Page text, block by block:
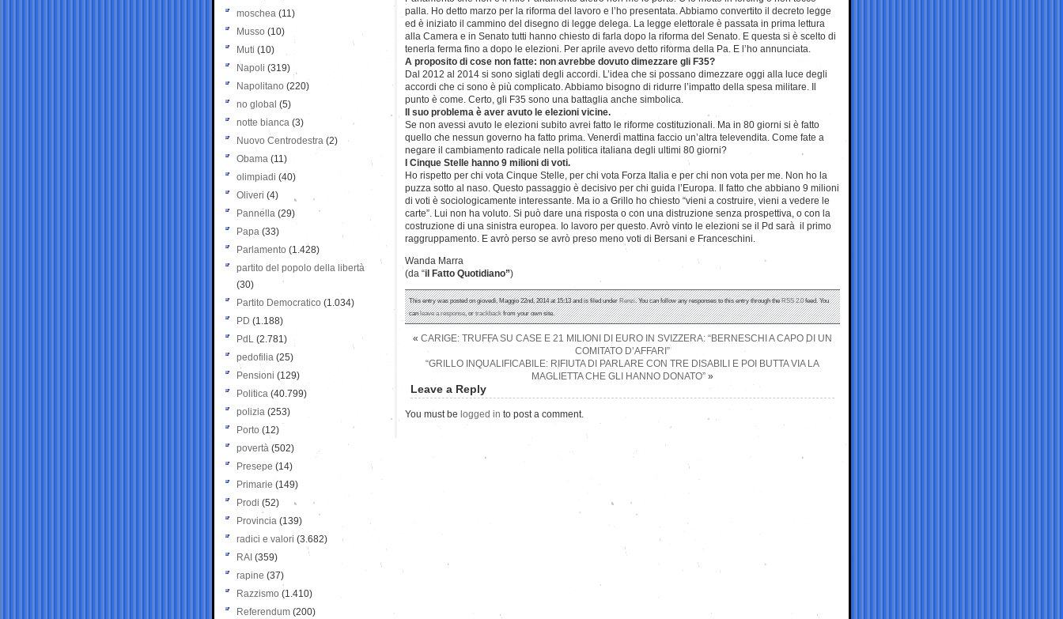
palla. Ho detto marzo per la riforma del lavoro e l’ho presentata. Abbiamo convertito il decreto legge
ed è iniziato il cammino del disegno di legge delega. La legge elettorale è passata in prima lettura
alla Camera e in Senato tutti hanno chiesto di farla dopo la riforma del Senato. E questa si è scelto di
tenerla ferma fino a dopo le elezioni. Per aprile avevo detto riforma della Pa. E l’ho annunciata.
A proposito di cose non fatte: non avrebbe dovuto dimezzare gli F35?
Dal 2012 al 2014 si sono siglati degli accordi. L’idea che si possano dimezzare oggi alla luce degli
accordi che ci sono è più complicato. Abbiamo bisogno di ridurre l’impatto della spesa militare. Il
punto è come. Certo, gli F35 sono una battaglia anche simbolica.
Il suo problema è aver avuto le elezioni vicine.
Se non avessi avuto le elezioni subito avrei fatto le riforme costituzionali. Ma in 80 giorni si è fatto
quello che nessun governo ha fatto prima. Venerdì mattina faccio un’altra televendita. Come fate a
negare il cambiamento radicale nella politica italiana degli ultimi 80 giorni?
I Cinque Stelle hanno 9 milioni di voti.
Ho rispetto per chi vota Cinque Stelle, per chi vota Forza Italia e per chi non vota per me. Non ho la
puzza sotto al naso. Questo passaggio è decisivo per chi guida l’Europa. Il fatto che abbiano 9 milioni
di voti è sociologicamente interessante. Ma io a Grillo ho chiesto “vieni a costruire, vieni a vedere le
carte”. Lui non ha voluto. Si può dare una risposta o con una distruzione senza prospettiva, o con la
costruzione di una sinistra europea. Io lavoro per questo. Avrò vinto le elezioni se il Pd sarà il primo
raggruppamento. E avrò perso se avrò preso meno voti di Bersani e Franceschini.
Wanda Marra
(da “il Fatto Quotidiano”)
This entry was posted on giovedì, Maggio 22nd, 2014 at 15:13 and is filed underRenzi. You can follow any responses to this entry through theRSS 2.0feed. You
canleave a response, ortrackbackfrom your own site.
« CARIGE: TRUFFA SU CASE E 21 MILIONI DI EURO IN SVIZZERA: “BERNESCHI A CAPO DI UN
COMITATO D’AFFARI”
“GRILLO INQUALIFICABILE: RIFIUTA DI PARLARE CON TRE DISABILI E POI BUTTA VIA LA
MAGLIETTA CHE GLI HANNO DONATO” »
Leave a Reply
You must be logged in to post a comment.
moschea (11)
Musso (10)
Muti (10)
Napoli (319)
Napolitano (220)
no global (5)
notte bianca (3)
Nuovo Centrodestra (2)
Obama (11)
olimpiadi (40)
Oliveri (4)
Pannella (29)
Papa (33)
Parlamento (1.428)
partito del popolo della libertà
(30)
Partito Democratico (1.034)
PD (1.188)
PdL (2.781)
pedofilia (25)
Pensioni (129)
Politica (40.799)
polizia (253)
Porto (12)
povertà (502)
Presepe (14)
Primarie (149)
Prodi (52)
Provincia (139)
radici e valori (3.682)
RAI (359)
rapine (37)
Razzismo (1.410)
Referendum (200)